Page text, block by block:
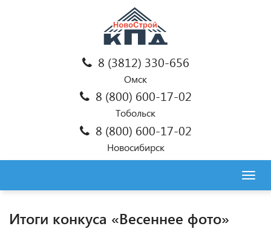
8 (3812) 330-656
Омск
8 (800) 600-17-02
Тобольск
8 (800) 600-17-02
Новосибирск
Итоги конкуса «Весеннее фото»